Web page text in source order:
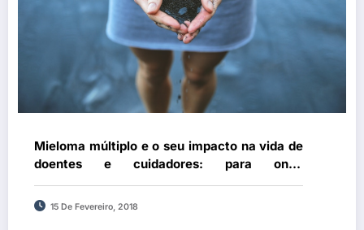
Mieloma múltiplo e o seu impacto na vida de
doentes e cuidadores: para onde
caminhamos?
15 De Fevereiro, 2018